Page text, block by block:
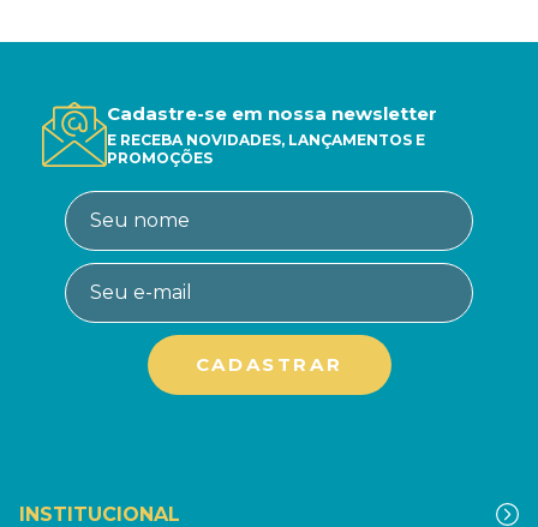
Cadastre-se em nossa newsletter
E RECEBA NOVIDADES, LANÇAMENTOS E
PROMOÇÕES
INSTITUCIONAL